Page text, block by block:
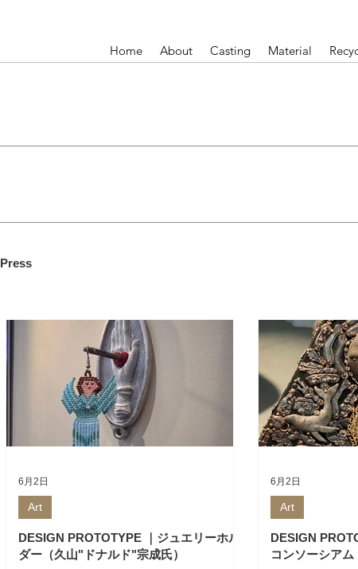
Home About Casting Material
Press
DESIGN PROTOTYPE ｜ジュエリーホル
ダー（久山"ドナルド"宗成氏）
Art
6月2日
DESIGN
コンソーシアム
Art
6月2日